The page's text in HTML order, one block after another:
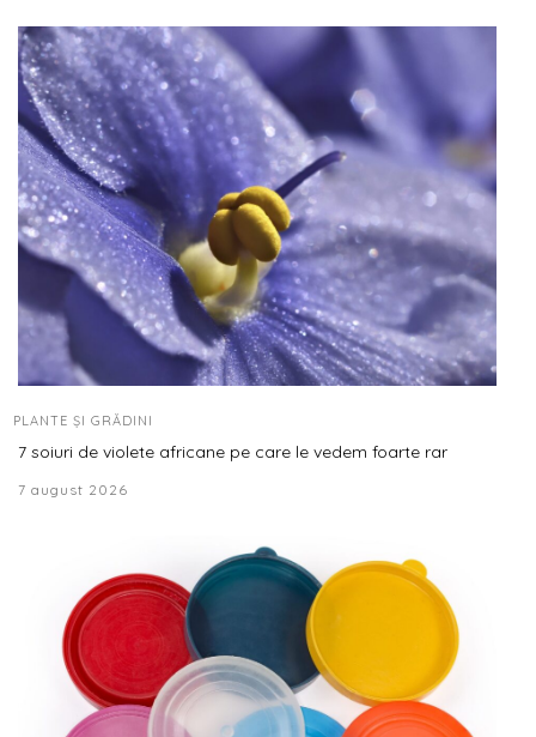
PLANTE ȘI GRĂDINI
7 soiuri de violete africane pe care le vedem foarte rar
7 august 2026